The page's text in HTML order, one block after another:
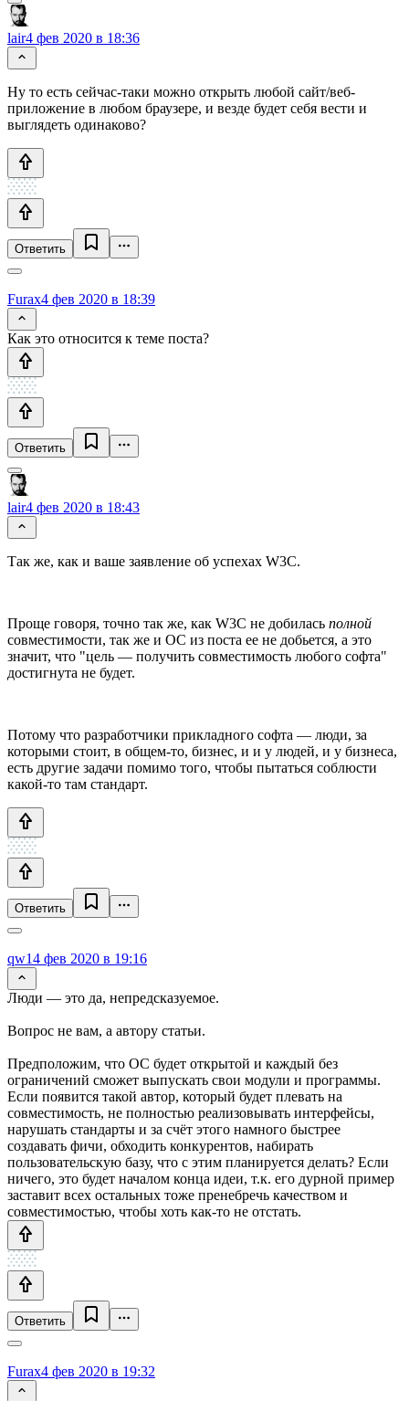
lair4 фев 2020 в 18:36
Ну то есть сейчас-таки можно открыть любой сайт/веб-
приложение в любом браузере, и везде будет себя вести и
выглядеть одинаково?
Ответить
Furax4 фев 2020 в 18:39
Как это относится к теме поста?
Ответить
lair4 фев 2020 в 18:43
Так же, как и ваше заявление об успехах W3C.
Проще говоря, точно так же, как W3C не добилась полной
совместимости, так же и ОС из поста ее не добьется, а это
значит, что "цель — получить совместимость любого софта"
достигнута не будет.
Потому что разработчики прикладного софта — люди, за
которыми стоит, в общем-то, бизнес, и и у людей, и у бизнеса,
есть другие задачи помимо того, чтобы пытаться соблюсти
какой-то там стандарт.
Ответить
qw14 фев 2020 в 19:16
Люди — это да, непредсказуемое.
Вопрос не вам, а автору статьи.
Предположим, что ОС будет открытой и каждый без
ограничений сможет выпускать свои модули и программы.
Если появится такой автор, который будет плевать на
совместимость, не полностью реализовывать интерфейсы,
нарушать стандарты и за счёт этого намного быстрее
создавать фичи, обходить конкурентов, набирать
пользовательскую базу, что с этим планируется делать? Если
ничего, это будет началом конца идеи, т.к. его дурной пример
заставит всех остальных тоже пренебречь качеством и
совместимостью, чтобы хоть как-то не отстать.
Ответить
Furax4 фев 2020 в 19:32